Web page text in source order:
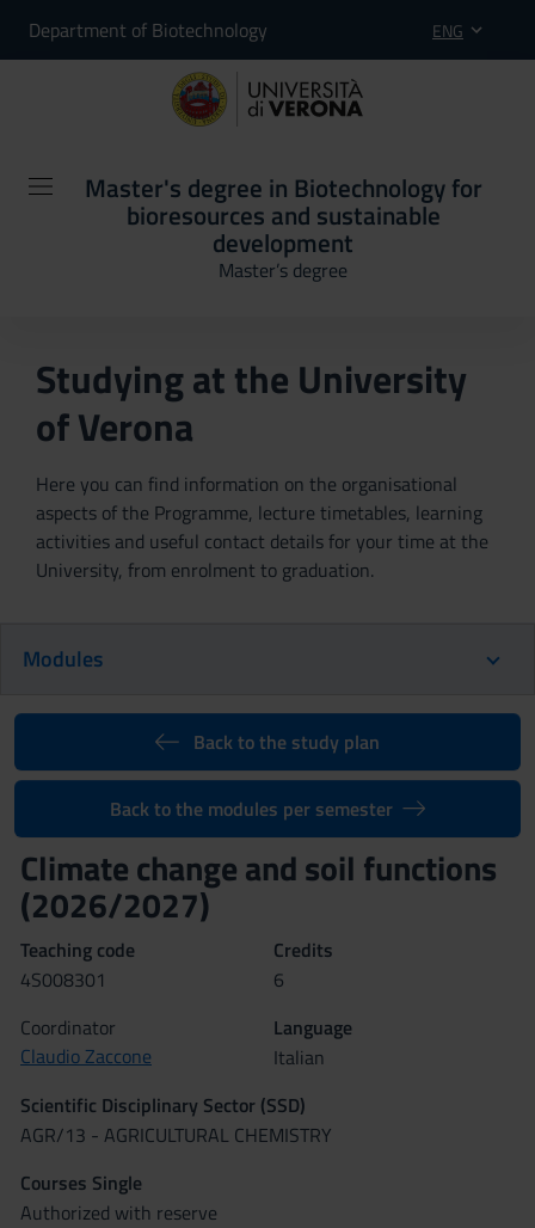
Department of Biotechnology ENG
Master's degree in Biotechnology for
bioresources and sustainable
development
Master’s degree
Studying at the University
of Verona
Here you can find information on the organisational
aspects of the Programme, lecture timetables, learning
activities and useful contact details for your time at the
University, from enrolment to graduation.
Modules
Back to the study plan
Back to the modules per semester
Climate change and soil functions
(2026/2027)
Teaching code
4S008301
Credits
6
Coordinator
Claudio Zaccone
Language
Italian
Scientific Disciplinary Sector (SSD)
AGR/13 - AGRICULTURAL CHEMISTRY
Courses Single
Authorized with reserve